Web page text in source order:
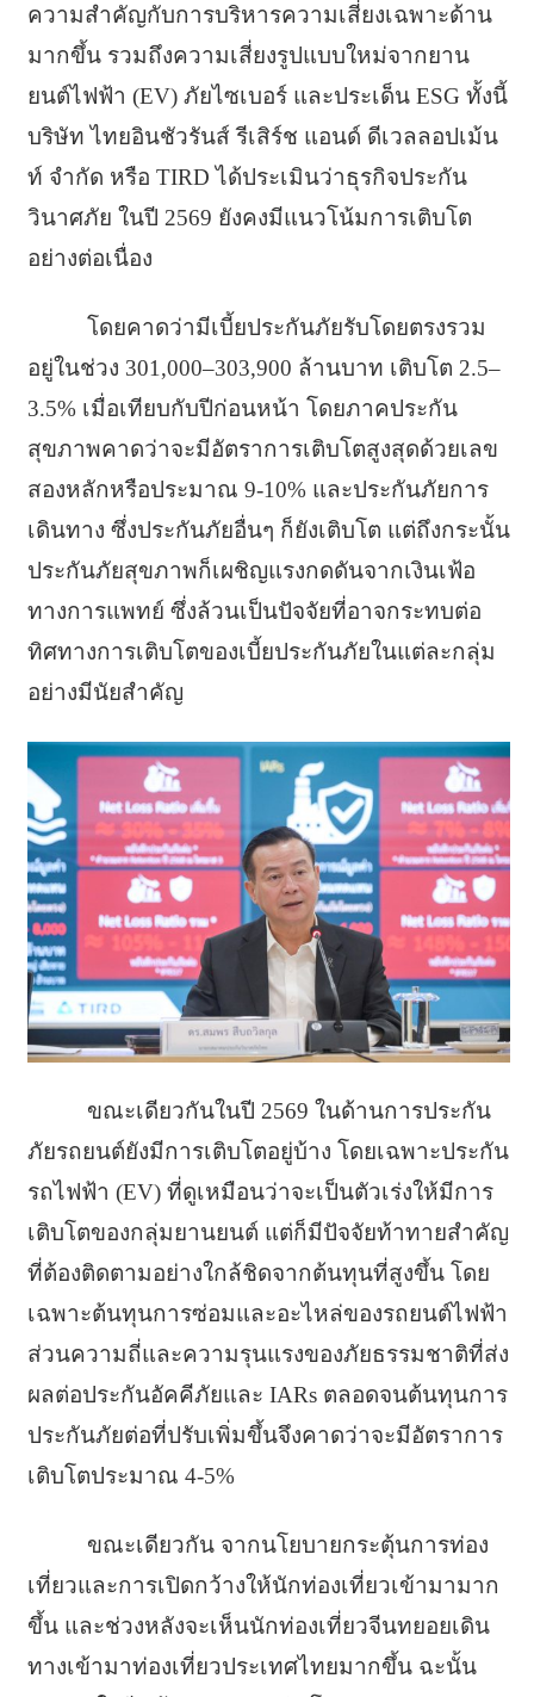
ความสำคัญกับการบริหารความเสี่ยงเฉพาะด้าน
มากขึ้น รวมถึงความเสี่ยงรูปแบบใหม่จากยาน
ยนต์ไฟฟ้า (EV) ภัยไซเบอร์ และประเด็น ESG ทั้งนี้
บริษัท ไทยอินชัวรันส์ รีเสิร์ช แอนด์ ดีเวลลอปเม้น
ท์ จำกัด หรือ TIRD ได้ประเมินว่าธุรกิจประกัน
วินาศภัย ในปี 2569 ยังคงมีแนวโน้มการเติบโต
อย่างต่อเนื่อง
โดยคาดว่ามีเบี้ยประกันภัยรับโดยตรงรวม
อยู่ในช่วง 301,000–303,900 ล้านบาท เติบโต 2.5–
3.5% เมื่อเทียบกับปีก่อนหน้า โดยภาคประกัน
สุขภาพคาดว่าจะมีอัตราการเติบโตสูงสุดด้วยเลข
สองหลักหรือประมาณ 9-10% และประกันภัยการ
เดินทาง ซึ่งประกันภัยอื่นๆ ก็ยังเติบโต แต่ถึงกระนั้น
ประกันภัยสุขภาพก็เผชิญแรงกดดันจากเงินเฟ้อ
ทางการแพทย์ ซึ่งล้วนเป็นปัจจัยที่อาจกระทบต่อ
ทิศทางการเติบโตของเบี้ยประกันภัยในแต่ละกลุ่ม
อย่างมีนัยสำคัญ
ขณะเดียวกันในปี 2569 ในด้านการประกัน
ภัยรถยนต์ยังมีการเติบโตอยู่บ้าง โดยเฉพาะประกัน
รถไฟฟ้า (EV) ที่ดูเหมือนว่าจะเป็นตัวเร่งให้มีการ
เติบโตของกลุ่มยานยนต์ แต่ก็มีปัจจัยท้าทายสำคัญ
ที่ต้องติดตามอย่างใกล้ชิดจากต้นทุนที่สูงขึ้น โดย
เฉพาะต้นทุนการซ่อมและอะไหล่ของรถยนต์ไฟฟ้า
ส่วนความถี่และความรุนแรงของภัยธรรมชาติที่ส่ง
ผลต่อประกันอัคคีภัยและ IARs ตลอดจนต้นทุนการ
ประกันภัยต่อที่ปรับเพิ่มขึ้นจึงคาดว่าจะมีอัตราการ
เติบโตประมาณ 4-5%
ขณะเดียวกัน จากนโยบายกระตุ้นการท่อง
เที่ยวและการเปิดกว้างให้นักท่องเที่ยวเข้ามามาก
ขึ้น และช่วงหลังจะเห็นนักท่องเที่ยวจีนทยอยเดิน
ทางเข้ามาท่องเที่ยวประเทศไทยมากขึ้น ฉะนั้น